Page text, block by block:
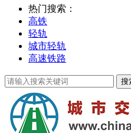
热门搜索：
高铁
轻轨
城市轻轨
高速铁路